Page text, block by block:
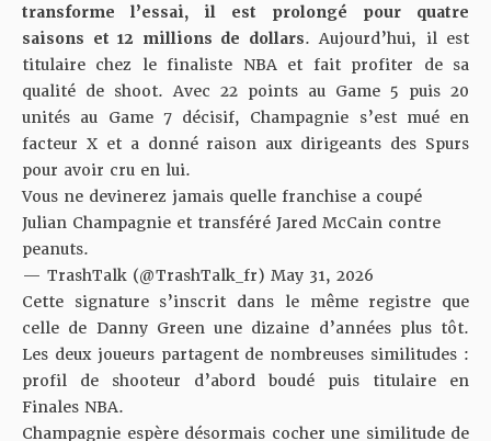
transforme l’essai, il est prolongé pour quatre
saisons et 12 millions de dollars. Aujourd’hui, il est
titulaire chez le finaliste NBA et fait profiter de sa
qualité de shoot. Avec 22 points au Game 5 puis 20
unités au Game 7 décisif, Champagnie s’est mué en
facteur Xet a donné raison aux dirigeants des Spurs
pour avoir cru en lui.
Vous ne devinerez jamais quelle franchise a coupé
Julian Champagnie et transféré Jared McCain contre
peanuts.
— TrashTalk (@TrashTalk_fr) May 31, 2026
Cette signature s’inscrit dans le même registre que
celle de Danny Green une dizaine d’années plus tôt.
Les deux joueurs partagent de nombreuses similitudes :
profil de shooteur d’abord boudé puis titulaire en
Finales NBA.
Champagnie espère désormais cocher une similitude de